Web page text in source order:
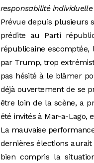
responsabilité
Prévue depuis plusieurs
prédite au Parti
républicaine
par Trump, trop
pas hésité à le blâmer
déjà ouvertement de se
être loin de la scène, a
été invités à Mar-a-Lago,
La mauvaise
dernières élections
bien compris la